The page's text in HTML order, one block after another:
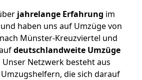
jahrelange Erfahrung im
haben uns auf Umzüge von
Münster-Kreuzviertel und
deutschlandweite Umzüge
Unser Netzwerk besteht aus
die sich darauf